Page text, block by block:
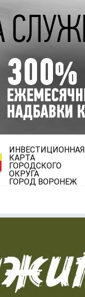
ИНВЕСТИЦИОННАЯ
КАРТА
ГОРОДСКОГО
ОКРУГА
ГОРОД ВОРОНЕЖ